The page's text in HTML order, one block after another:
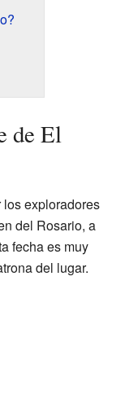
de El
exploradores
del Rosario, a
fecha es muy
del lugar.